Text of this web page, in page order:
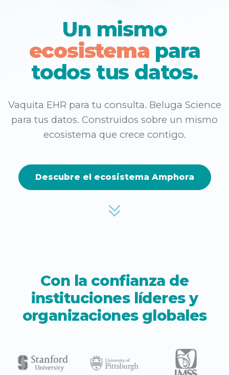
Un mismo
ecosistema para
todos tus datos.
Vaquita EHR para tu consulta. Beluga Science
para tus datos. Construidos sobre un mismo
ecosistema que crece contigo.
Descubre el ecosistema Amphora
Con la confianza de
instituciones líderes y
organizaciones globales